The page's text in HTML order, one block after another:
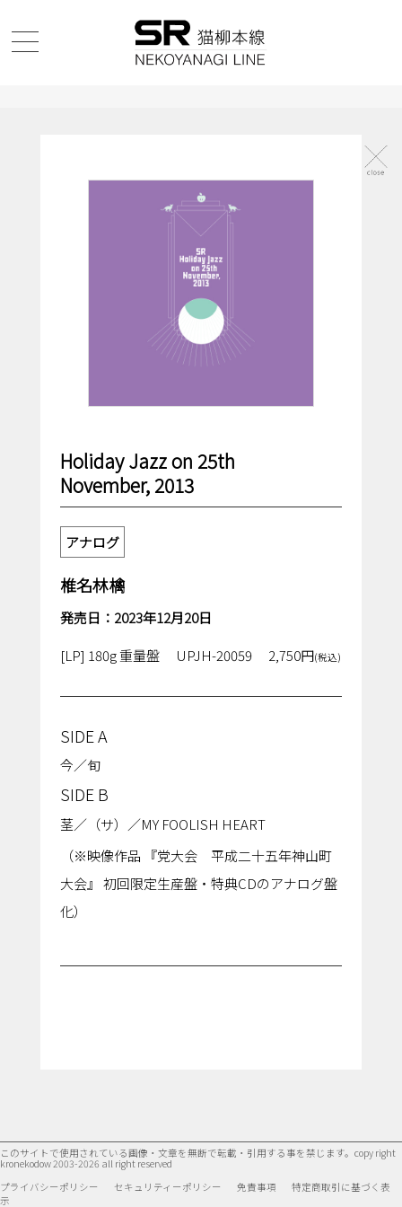
Holiday Jazz on 25th
November, 2013
アナログ
椎名林檎
発売日：2023年12月20日
[LP] 180g 重量盤
UPJH-20059 2,750円(税込)
SIDE A
今／旬
SIDE B
茎／（サ）／MY FOOLISH HEART
（※映像作品 『党大会 平成二十五年神山町
大会』 初回限定生産盤・特典CDのアナログ盤
化）
このサイトで使用されている画像・文章を無断で転載・引用する事を禁じます。 copy right
kronekodow 2003-2026 all right reserved
プライバシーポリシー
セキュリティーポリシー 免責事項
特定商取引に基づく表
示